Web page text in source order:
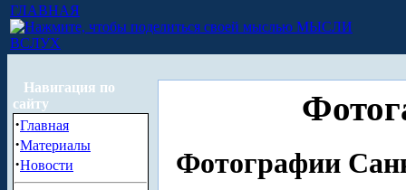
ГЛАВНАЯ
МЫСЛИ
ВСЛУХ
Навигация по
сайту
·Главная
·Материалы
·Новости Фотографии